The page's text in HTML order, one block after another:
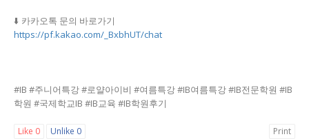
⬇️ 카카오톡 문의 바로가기
https://pf.kakao.com/_BxbhUT/chat
#IB #주니어특강 #로얄아이비 #여름특강 #IB여름특강 #IB전문학원 #IB
학원 #국제학교IB #IB교육 #IB학원후기
Like 0 Unlike 0 Print